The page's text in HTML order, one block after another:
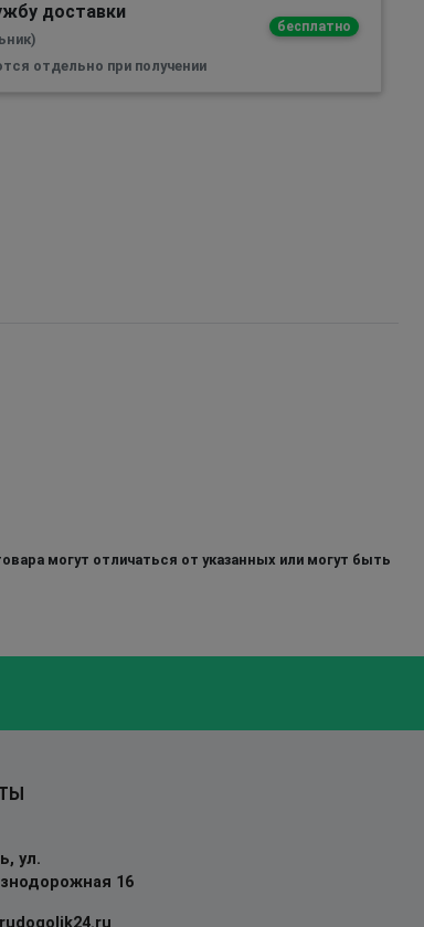
доставки
бесплатно
отдельно при получении
могут отличаться от указанных или могут быть
ул.
16